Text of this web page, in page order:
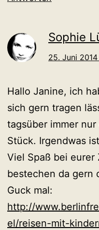
Sophie
25. Juni
Hallo Janine, ich
sich gern tragen
tagsüber immer
Stück. Irgendwas
Viel Spaß bei eurer
bestechen da gern
Guck mal:
http://
el/reisen-mit-